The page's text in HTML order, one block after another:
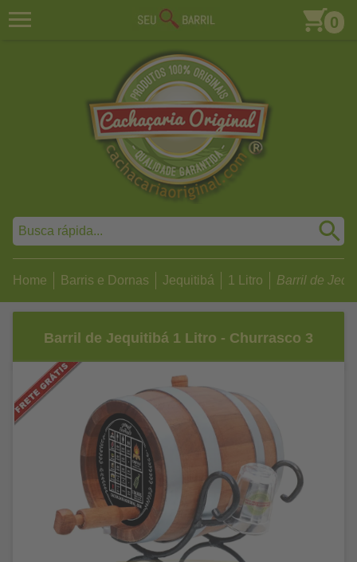
0
Home Barris e Dornas Jequitibá 1 Litro Barril de
Barril de Jequitibá 1 Litro - Churrasco 3